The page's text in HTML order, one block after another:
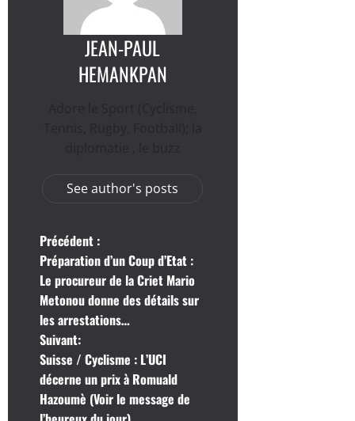
JEAN-PAUL
HEMANKPAN
See author's posts
N
a
v
i
g
a
Précédent :
Préparation d’un Coup d’Etat :
Le procureur de la Criet Mario
Metonou donne des détails sur
les arrestations…
Suivant:
Suisse / Cyclisme : L’UCI
décerne un prix à Romuald
Hazoumè (Voir le message de